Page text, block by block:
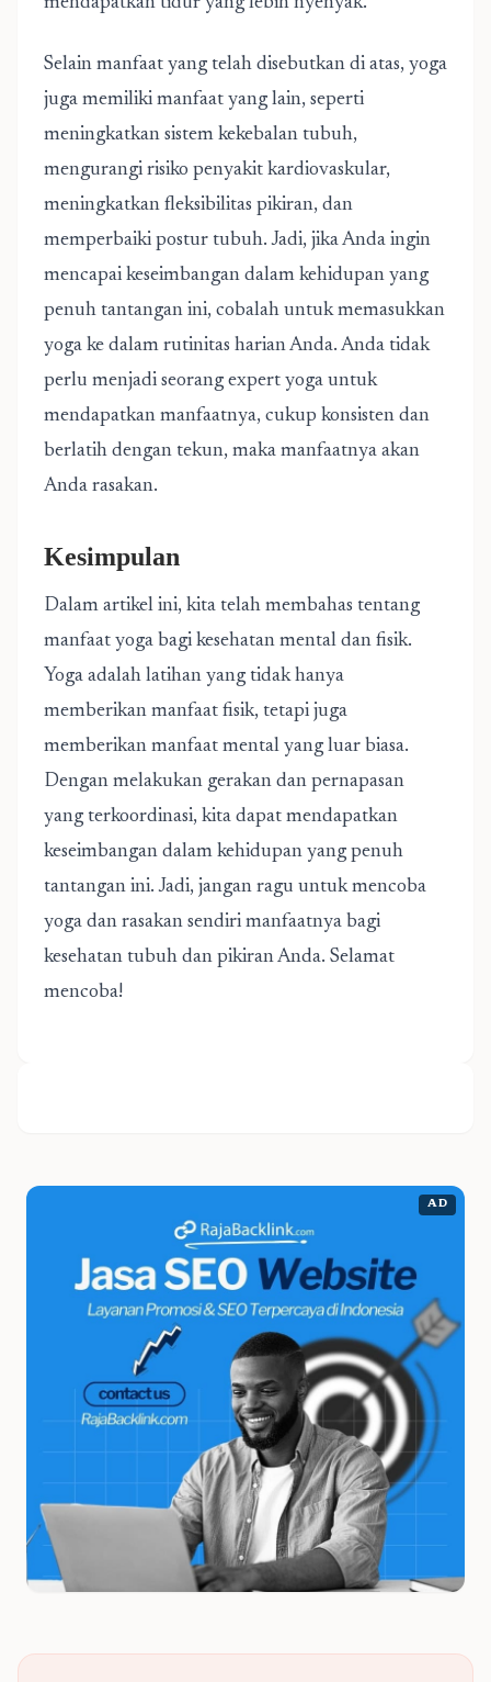
Selain manfaat yang telah disebutkan di atas, yoga
juga memiliki manfaat yang lain, seperti
meningkatkan sistem kekebalan tubuh,
mengurangi risiko penyakit kardiovaskular,
meningkatkan fleksibilitas pikiran, dan
memperbaiki postur tubuh. Jadi, jika Anda ingin
mencapai keseimbangan dalam kehidupan yang
penuh tantangan ini, cobalah untuk memasukkan
yoga ke dalam rutinitas harian Anda. Anda tidak
perlu menjadi seorang expert yoga untuk
mendapatkan manfaatnya, cukup konsisten dan
berlatih dengan tekun, maka manfaatnya akan
Anda rasakan.
Kesimpulan
Dalam artikel ini, kita telah membahas tentang
manfaat yoga bagi kesehatan mental dan fisik.
Yoga adalah latihan yang tidak hanya
memberikan manfaat fisik, tetapi juga
memberikan manfaat mental yang luar biasa.
Dengan melakukan gerakan dan pernapasan
yang terkoordinasi, kita dapat mendapatkan
keseimbangan dalam kehidupan yang penuh
tantangan ini. Jadi, jangan ragu untuk mencoba
yoga dan rasakan sendiri manfaatnya bagi
kesehatan tubuh dan pikiran Anda. Selamat
mencoba!
AD